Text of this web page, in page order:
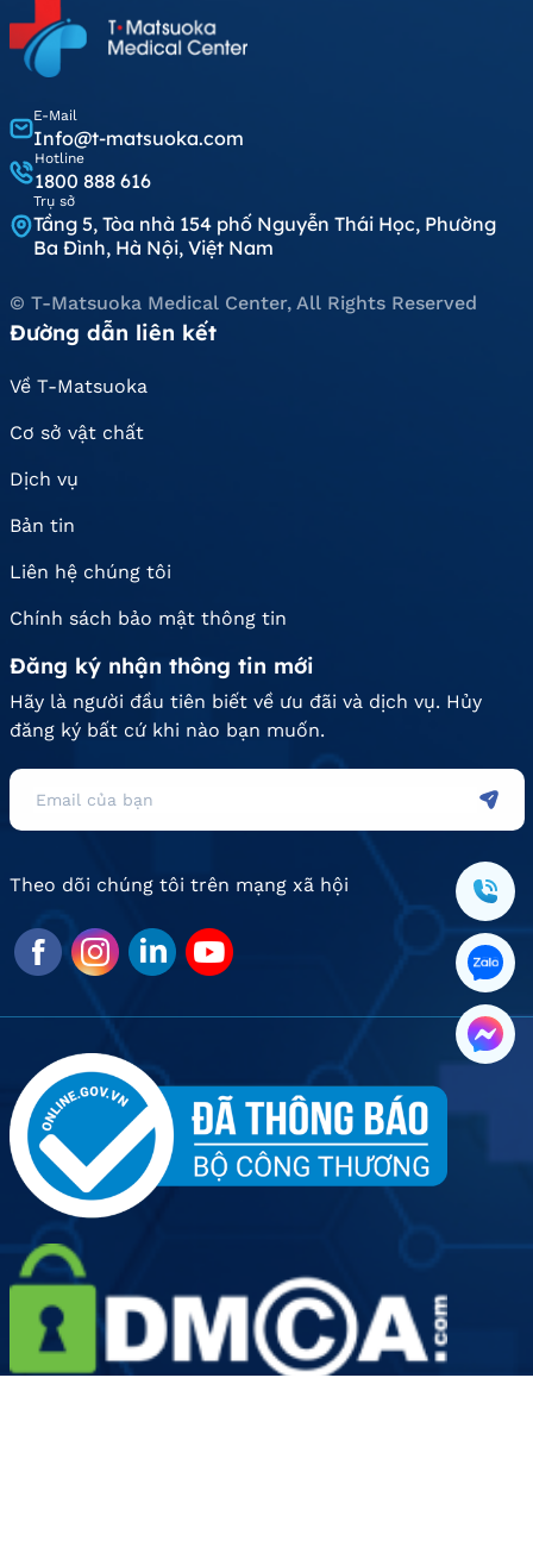
E-Mail
Info@t-matsuoka.com
Hotline
1800 888 616
Trụ sở
Tầng 5, Tòa nhà 154 phố Nguyễn Thái Học, Phường
Ba Đình, Hà Nội, Việt Nam
© T-Matsuoka Medical Center, All Rights Reserved
Đường dẫn liên kết
Về T-Matsuoka
Cơ sở vật chất
Dịch vụ
Bản tin
Liên hệ chúng tôi
Chính sách bảo mật thông tin
Đăng ký nhận thông tin mới
Hãy là người đầu tiên biết về ưu đãi và dịch vụ. Hủy
đăng ký bất cứ khi nào bạn muốn.
Theo dõi chúng tôi trên mạng xã hội